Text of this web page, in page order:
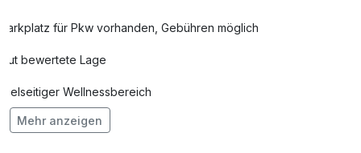
Parkplatz für Pkw vorhanden, Gebühren möglich
Gut bewertete Lage
Vielseitiger Wellnessbereich
Hunde im Hotel erlaubt für 10,00 € pro Stück / Tag
Mehr anzeigen